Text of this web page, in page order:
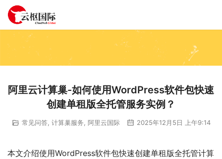
阿里云计算巢-如何使用WordPress软件包快速
创建单租版全托管服务实例？
常见问答, 计算巢服务 阿里云国际 2025年12月5日 上午9:14
本文介绍使用WordPress软件包快速创建单租版全托管计算